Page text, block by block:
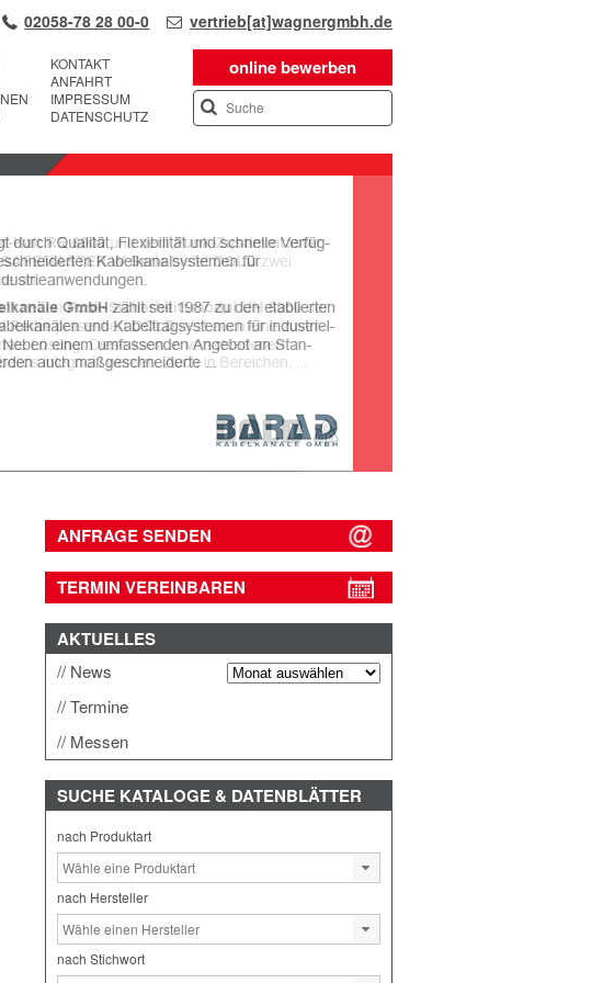
02058-78 28 00-0 vertrieb[at]wagnergmbh.de
online bewerben
KONTAKT
ANFAHRT
IMPRESSUM
DATENSCHUTZ
ANFRAGE SENDEN
TERMIN VEREINBAREN
AKTUELLES
News
Termine
Messen
SUCHE KATALOGE & DATENBLÄTTER
nach Produktart
nach Hersteller
nach Stichwort